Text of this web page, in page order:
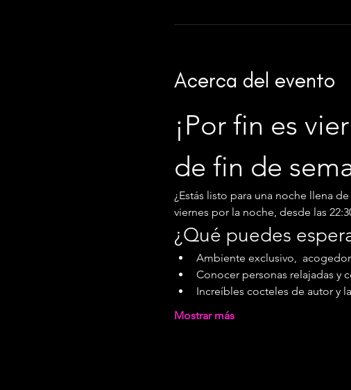
Acerca del evento
¡Por fin es
de fin de
¿Estás listo para una noche llena
viernes por la noche, desde las
¿Qué puedes
Ambiente exclusivo,
Conocer personas relajadas y
Increíbles cocteles de autor y
Mostrar más